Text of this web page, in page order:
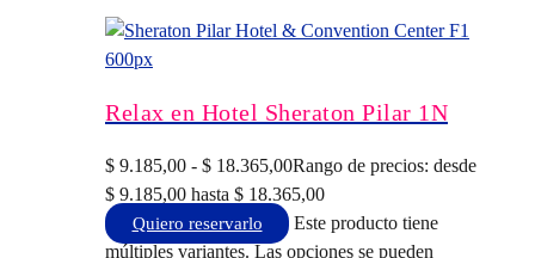
Relax en Hotel Sheraton Pilar 1N
$ 9.185,00 - $ 18.365,00Rango de precios: desde
$ 9.185,00 hasta $ 18.365,00
Quiero reservarlo
Este producto tiene
múltiples variantes. Las opciones se pueden